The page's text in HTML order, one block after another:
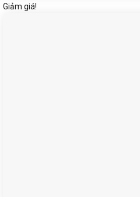
Giảm giá!